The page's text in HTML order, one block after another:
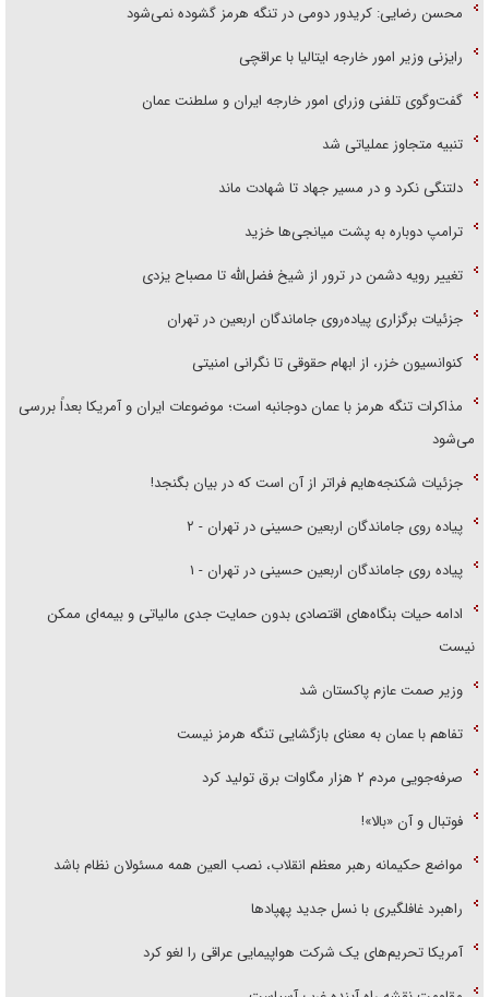
محسن رضایی: کریدور دومی در تنگه هرمز گشوده نمی‌شود
رایزنی وزیر امور خارجه ایتالیا با عراقچی
گفت‌وگوی تلفنی وزرای امور خارجه ایران و سلطنت عمان
تنبیه متجاوز عملیاتی شد
دلتنگی نکرد و در مسیر جهاد تا شهادت ماند
ترامپ دوباره به پشت میانجی‌ها خزید
تغییر رویه دشمن در ترور از شیخ فضل‌الله تا مصباح یزدی
جزئیات برگزاری پیاده‌روی جاماندگان اربعین در تهران
کنوانسیون خزر، از ابهام حقوقی تا نگرانی امنیتی
مذاکرات تنگه هرمز با عمان دوجانبه است؛ موضوعات ایران و آمریکا بعداً بررسی
می‌شود
جزئیات شکنجه‌هایم فراتر از آن است که در بیان بگنجد!
پیاده روی جاماندگان اربعین حسینی در تهران - ۲
پیاده روی جاماندگان اربعین حسینی در تهران - ۱
ادامه حیات بنگاه‌های اقتصادی بدون حمایت جدی مالیاتی و بیمه‌ای ممکن
نیست
وزیر صمت عازم پاکستان شد
تفاهم با عمان به معنای بازگشایی تنگه هرمز نیست
صرفه‌جویی مردم ۲ هزار مگاوات برق تولید کرد
فوتبال و آن «بالا»!
مواضع حکیمانه رهبر معظم انقلاب، نصب العین همه مسئولان نظام باشد
راهبرد غافلگیری با نسل جدید پهپاد‌ها
آمریکا تحریم‌های یک شرکت هواپیمایی عراقی را لغو کرد